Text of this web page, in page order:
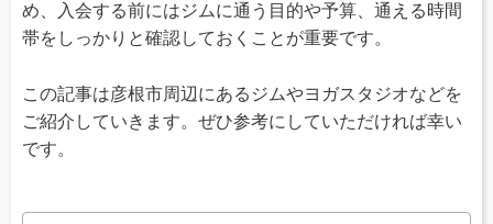
め、入会する前にはジムに通う目的や予算、通える時間
帯をしっかりと確認しておくことが重要です。
この記事は彦根市周辺にあるジムやヨガスタジオなどを
ご紹介していきます。ぜひ参考にしていただければ幸い
です。